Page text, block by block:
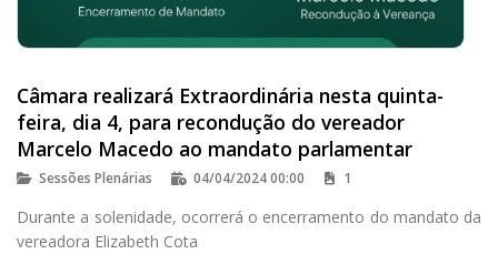
Câmara realizará Extraordinária nesta quinta-
feira, dia 4, para recondução do vereador
Marcelo Macedo ao mandato parlamentar
Sessões Plenárias 04/04/2024 00:00 1
Durante a solenidade, ocorrerá o encerramento do mandato da
vereadora Elizabeth Cota